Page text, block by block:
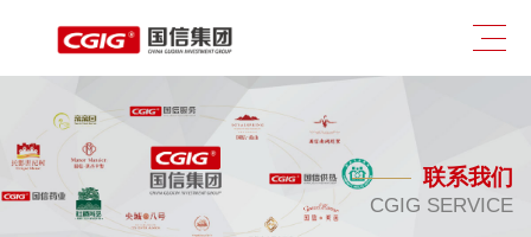
联系我们
CGIG SERVICE